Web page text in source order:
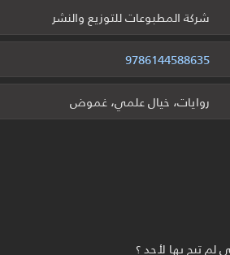
شركة المطبوعات للتوزيع والنشر
9786144588635
روايات، خيال علمي، غموض